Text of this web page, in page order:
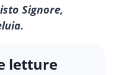
Signore,
letture